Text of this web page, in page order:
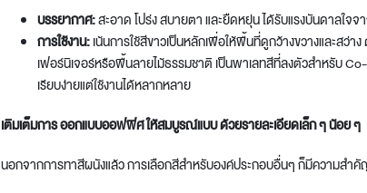
บรรยากาศ:สะอาด โปร่ง สบายตา และยืดหยุ่น ได้รับแรงบันดาลใจจ
การใช้งาน:เน้นการใช้สีขาวเป็นหลักเพื่อให้พื้นที่ดูกว้างขวางและส
เฟอร์นิเจอร์หรือพื้นลายไม้ธรรมชาติ เป็นพาเลทสีที่ลงตัวสำหรับ
เรียบง่ายแต่ใช้งานได้หลากหลาย
เติมเต็มการ ออกแบบออฟฟิศ ให้สมบูรณ์แบบ ด้วยรายละเอียดเล็ก ๆ น้อย ๆ
นอกจากการทาสีผนังแล้ว การเลือกสีสำหรับองค์ประกอบอื่นๆ ก็มีความส